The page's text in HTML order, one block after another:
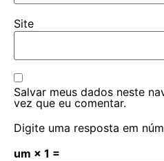
Site
Salvar meus dados neste
vez que eu comentar.
Digite uma resposta em
um × 1 =